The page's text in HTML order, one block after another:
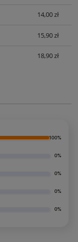
14,00 zł
15,90 zł
18,90 zł
100%
0%
0%
0%
0%